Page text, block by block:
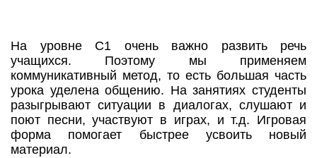
На уровне С1 очень важно развить речь
учащихся. Поэтому мы применяем
коммуникативный метод, то есть большая часть
урока уделена общению. На занятиях студенты
разыгрывают ситуации в диалогах, слушают и
поют песни, участвуют в играх, и т.д. Игровая
форма помогает быстрее усвоить новый
материал.